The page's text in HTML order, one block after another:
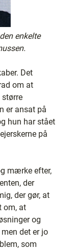
enkelte
Det
om at
større
er ansat på
hun har stået
på
mærke efter,
der
der gør, at
om, at
og
det er jo
som